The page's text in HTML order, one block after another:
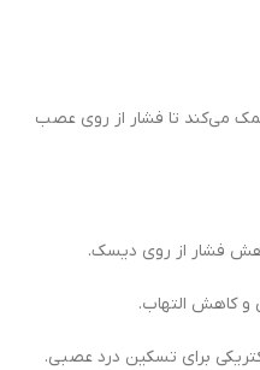
می‌کند تا فشار از روی عصب
فشار از روی دیسک.
و کاهش التهاب.
برای تسکین درد عصبی.